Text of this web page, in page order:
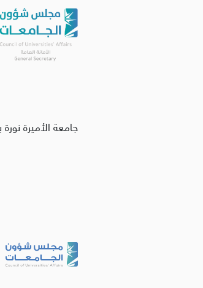
جامعة الأميرة